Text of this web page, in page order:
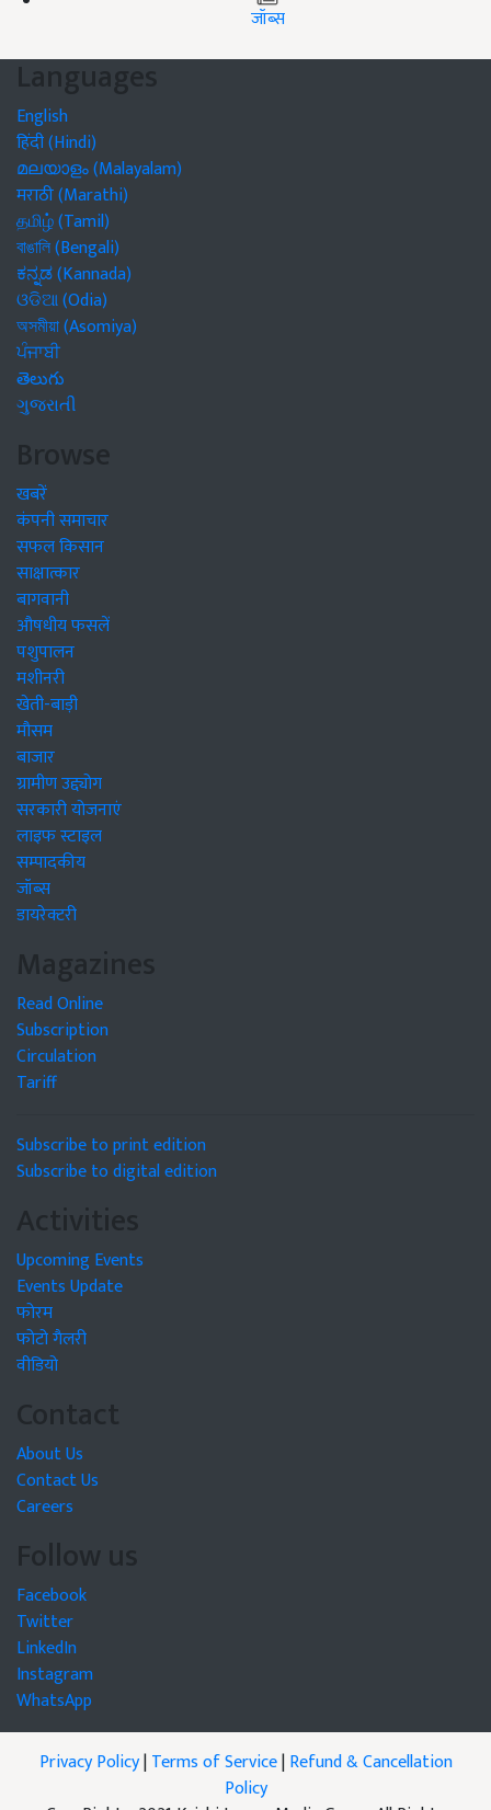
जॉब्स
Languages
English
हिंदी (Hindi)
മലയാളം (Malayalam)
मराठी (Marathi)
தமிழ் (Tamil)
বাঙালি (Bengali)
ಕನ್ನಡ (Kannada)
ଓଡିଆ (Odia)
অসমীয়া (Asomiya)
ਪੰਜਾਬੀ
తెలుగు
ગુજરાતી
Browse
खबरें
कंपनी समाचार
सफल किसान
साक्षात्कार
बागवानी
औषधीय फसलें
पशुपालन
मशीनरी
खेती-बाड़ी
मौसम
बाजार
ग्रामीण उद्द्योग
सरकारी योजनाएं
लाइफ स्टाइल
सम्पादकीय
जॉब्स
डायरेक्टरी
Magazines
Read Online
Subscription
Circulation
Tariff
Subscribe to print edition
Subscribe to digital edition
Activities
Upcoming Events
Events Update
फोरम
फोटो गैलरी
वीडियो
Contact
About Us
Contact Us
Careers
Follow us
Facebook
Twitter
LinkedIn
Instagram
WhatsApp
Privacy Policy|Terms of Service|Refund & Cancellation
Policy